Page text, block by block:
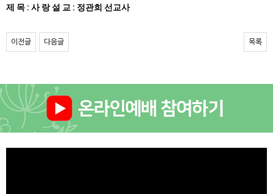
제 목 : 사 랑 설 교 : 정관희 선교사
이전글 다음글 목록